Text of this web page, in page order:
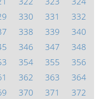
330 331
332
338 339
340
346 347
348
354 355
356
362 363
364
370 371
372